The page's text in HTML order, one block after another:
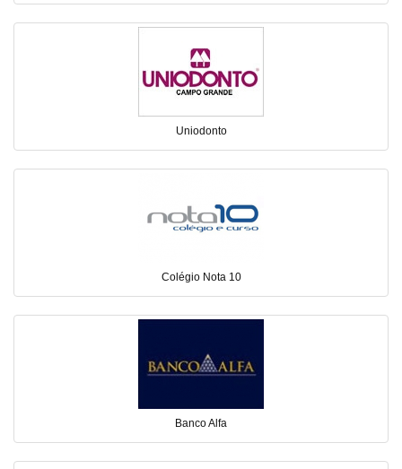
Uniodonto
Colégio Nota 10
Banco Alfa